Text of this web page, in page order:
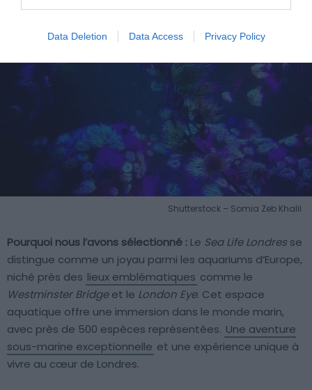
Data Deletion Data Access Privacy Policy
Shutterstock – Somia Zeb Khalil
Pourquoi nous l’avons sélectionné : Le Sea Life Londres se
distingue comme un joyau parmi les aquariums d’Europe,
niché près des lieux emblématiques comme le
Westminster Bridgeet le London Eye. Cet espace
aquatique offre une immersion dans le monde marin,
avec près de 500 espèces représentées. Une aventure
sous-marine exceptionnelle et une expérience unique à
vivre au cœur de Londres.